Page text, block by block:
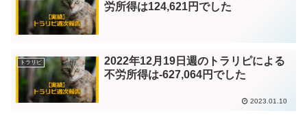
労所得は124,621円でした
トラリピ
2022年12月19日週のトラリピによる
不労所得は-627,064円でした
2023.01.10